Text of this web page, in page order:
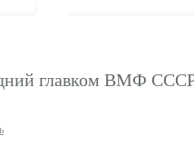
главком ВМФ